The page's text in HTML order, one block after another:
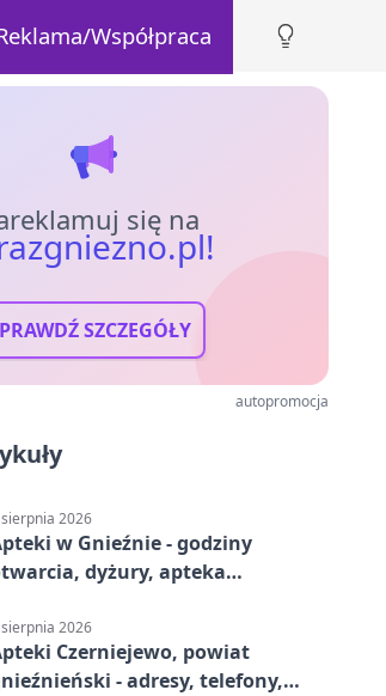
Współpraca
się na
SZCZEGÓŁY
autopromocja
2026
w Gnieźnie - godziny
dyżury, apteka
2026
Czerniejewo, powiat
- adresy, telefony,